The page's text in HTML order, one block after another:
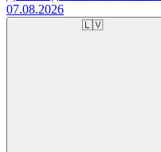
07.08.2026
🇱🇻